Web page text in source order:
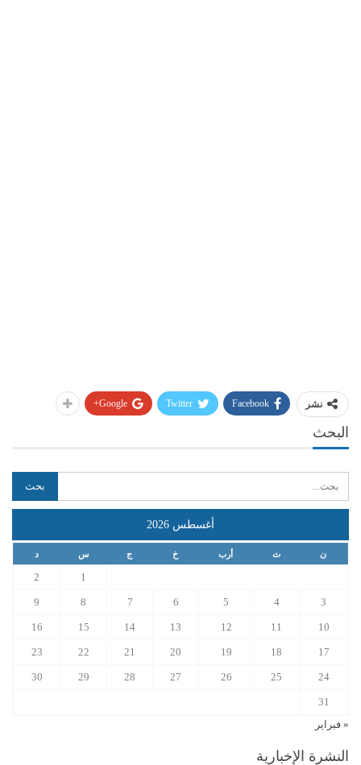
نشر Facebook
Twitter
Google+
البحث
أغسطس 2026
ن ث أرب خ ج س د
1
2
3
4
5
6
7
8
9
10
11
12
13
14
15
16
17
18
19
20
21
22
23
24
25
26
27
28
29
30
31
« فبراير
النشرة الإخبارية